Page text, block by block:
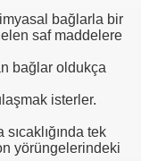
bağlarla bir
saf maddelere
bağlar oldukça
isterler.
tek
yörüngelerindeki